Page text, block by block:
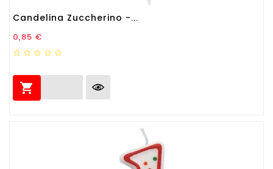
Candelina Zuccherino -...
Prezzo
0,85 €
